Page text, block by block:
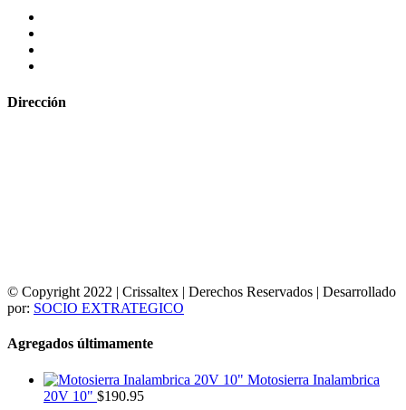
Dirección
© Copyright 2022 | Crissaltex | Derechos Reservados | Desarrollado
por: SOCIO EXTRATEGICO
Agregados últimamente
Motosierra Inalambrica
20V 10" $190.95